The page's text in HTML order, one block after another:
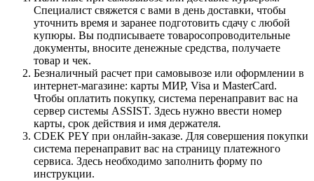
Специалист свяжется с вами в день доставки, чтобы
уточнить время и заранее подготовить сдачу с любой
купюры. Вы подписываете товаросопроводительные
документы, вносите денежные средства, получаете
товар и чек.
Безналичный расчет при самовывозе или оформлении в
интернет-магазине: карты МИР, Visa и MasterCard.
Чтобы оплатить покупку, система перенаправит вас на
сервер системы ASSIST. Здесь нужно ввести номер
карты, срок действия и имя держателя.
CDEK PEY при онлайн-заказе. Для совершения покупки
система перенаправит вас на страницу платежного
сервиса. Здесь необходимо заполнить форму по
инструкции.